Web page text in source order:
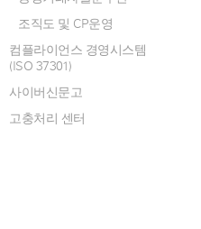
조직도 및 CP운영
컴플라이언스 경영시스템
(ISO 37301)
사이버신문고
고충처리 센터